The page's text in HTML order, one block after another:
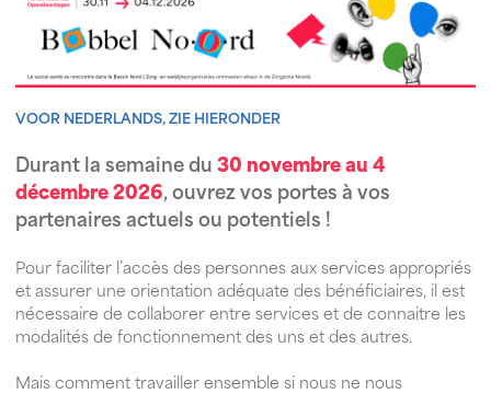
VOOR NEDERLANDS, ZIE HIERONDER
Durant la semaine du 30 novembre au 4
décembre 2026, ouvrez vos portes à vos
partenaires actuels ou potentiels !
Pour faciliter l’accès des personnes aux services appropriés
et assurer une orientation adéquate des bénéficiaires, il est
nécessaire de collaborer entre services et de connaitre les
modalités de fonctionnement des uns et des autres.
Mais comment travailler ensemble si nous ne nous